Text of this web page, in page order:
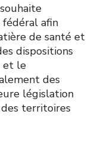
afin
de santé et
dispositions
et le
des
législation
des territoires